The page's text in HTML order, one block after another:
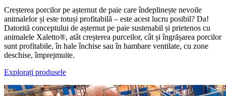
Creșterea porcilor pe așternut de paie care îndeplinește nevoile
animalelor și este totuși profitabilă – este acest lucru posibil? Da!
Datorită conceptului de așternut pe paie sustenabil și prietenos cu
animalele Xaletto®, atât creșterea purceilor, cât și îngrășarea porcilor
sunt profitabile, în hale închise sau în hambare ventilate, cu zone
deschise, împrejmuite.
Explorați produsele